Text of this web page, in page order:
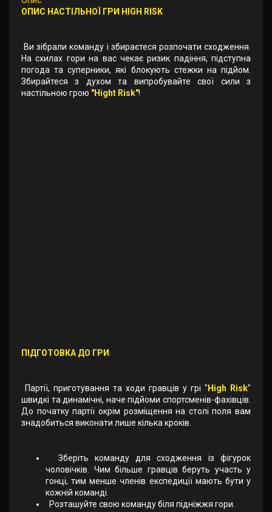
ОПИС НАСТІЛЬНОЇ ГРИ HIGH RISK
Ви зібрали команду і збираєтеся розпочати сходження.
На схилах гори на вас чекає ризик падіння, підступна
погода та суперники, які блокують стежки на підйом.
Збирайтеся з духом та випробувайте свої сили з
настільною грою "Hight Risk"!
ПІДГОТОВКА ДО ГРИ
Партії, приготування та ходи гравців у грі " High Risk"
швидкі та динамічні, наче підйоми спортсменів-фахівців.
До початку партії окрім розміщення на столі поля вам
знадобиться виконати лише кілька кроків.
Зберіть команду для сходження із фігурок
чоловічків. Чим більше гравців беруть участь у
гонці, тим менше членів експедиції мають бути у
кожній команді.
Розташуйте свою команду біля підніжжя гори.